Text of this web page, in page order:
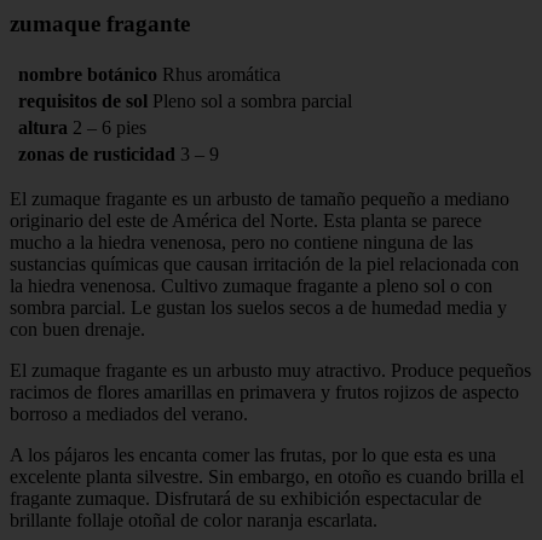
zumaque fragante
nombre botánico Rhus aromática
requisitos de sol Pleno sol a sombra parcial
altura 2 – 6 pies
zonas de rusticidad 3 – 9
El zumaque fragante es un arbusto de tamaño pequeño a mediano
originario del este de América del Norte. Esta planta se parece
mucho a la hiedra venenosa, pero no contiene ninguna de las
sustancias químicas que causan irritación de la piel relacionada con
la hiedra venenosa. Cultivo zumaque fragante a pleno sol o con
sombra parcial. Le gustan los suelos secos a de humedad media y
con buen drenaje.
El zumaque fragante es un arbusto muy atractivo. Produce pequeños
racimos de flores amarillas en primavera y frutos rojizos de aspecto
borroso a mediados del verano.
A los pájaros les encanta comer las frutas, por lo que esta es una
excelente planta silvestre. Sin embargo, en otoño es cuando brilla el
fragante zumaque. Disfrutará de su exhibición espectacular de
brillante follaje otoñal de color naranja escarlata.